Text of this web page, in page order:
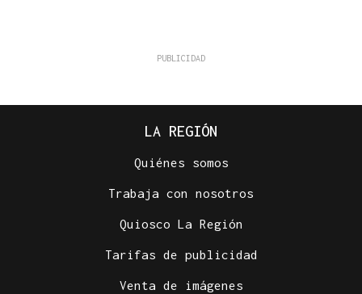
LA REGIÓN
Quiénes somos
Trabaja con nosotros
Quiosco La Región
Tarifas de publicidad
Venta de imágenes